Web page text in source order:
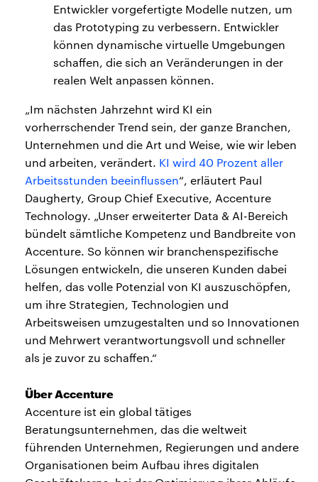
Entwickler vorgefertigte Modelle nutzen, um
das Prototyping zu verbessern. Entwickler
können dynamische virtuelle Umgebungen
schaffen, die sich an Veränderungen in der
realen Welt anpassen können.
„Im nächsten Jahrzehnt wird KI ein
vorherrschender Trend sein, der ganze Branchen,
Unternehmen und die Art und Weise, wie wir leben
und arbeiten, verändert. KI wird 40 Prozent aller
Arbeitsstunden beeinflussen“, erläutert Paul
Daugherty, Group Chief Executive, Accenture
Technology. „Unser erweiterter Data & AI-Bereich
bündelt sämtliche Kompetenz und Bandbreite von
Accenture. So können wir branchenspezifische
Lösungen entwickeln, die unseren Kunden dabei
helfen, das volle Potenzial von KI auszuschöpfen,
um ihre Strategien, Technologien und
Arbeitsweisen umzugestalten und so Innovationen
und Mehrwert verantwortungsvoll und schneller
als je zuvor zu schaffen.“
Über Accenture
Accenture ist ein global tätiges
Beratungsunternehmen, das die weltweit
führenden Unternehmen, Regierungen und andere
Organisationen beim Aufbau ihres digitalen